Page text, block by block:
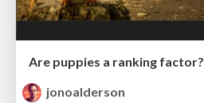
Are puppies a ranking factor?
jonoalderson